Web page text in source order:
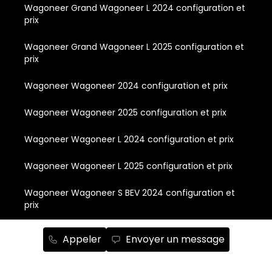
Appeler Envoyer un message
Wagoneer Grand Wagoneer L 2024 configuration et
prix
Wagoneer Grand Wagoneer L 2025 configuration et
prix
Wagoneer Wagoneer 2024 configuration et prix
Wagoneer Wagoneer 2025 configuration et prix
Wagoneer Wagoneer L 2024 configuration et prix
Wagoneer Wagoneer L 2025 configuration et prix
Wagoneer Wagoneer S BEV 2024 configuration et
prix
Wagoneer Wagoneer S BEV 2025 configuration et